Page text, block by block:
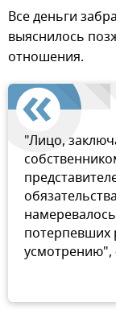
Все деньги
выяснилось
отношения.
"Лицо,
потерпевших
усмотрению",